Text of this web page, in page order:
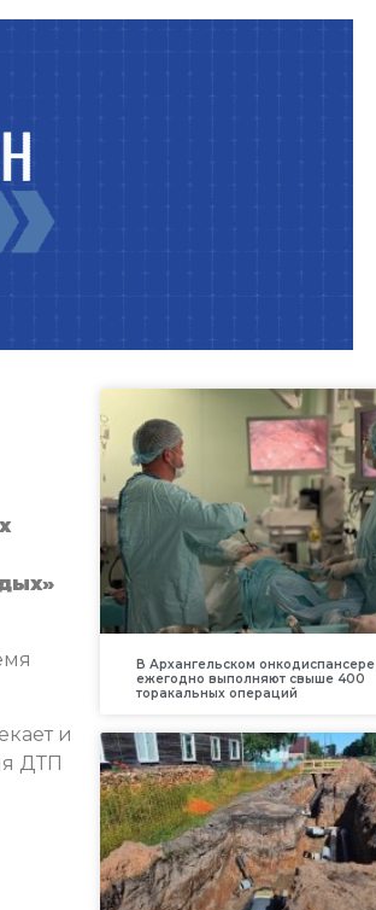
и
ДТП
В Архангельском онкодиспансере
ежегодно выполняют свыше 400
торакальных операций